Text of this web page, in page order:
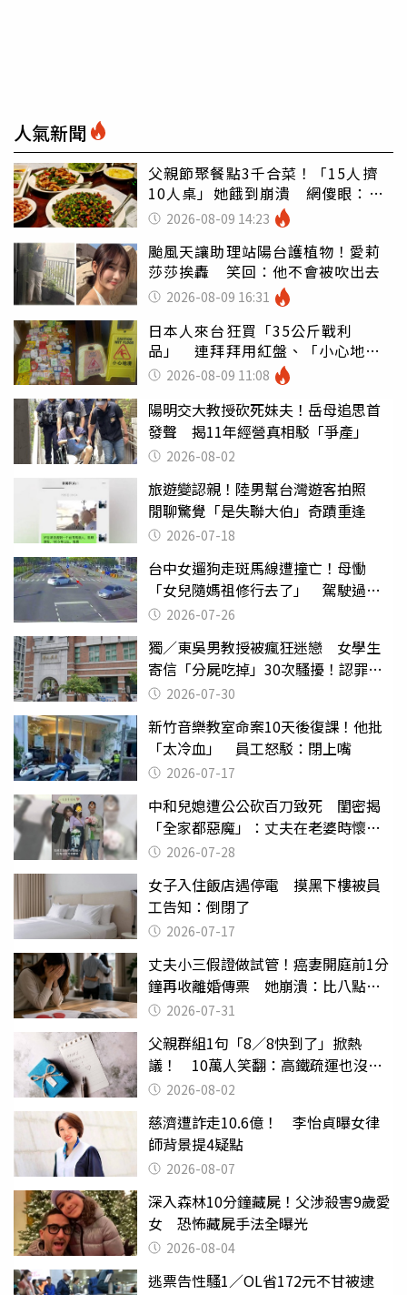
人氣新聞
父親節聚餐點3千合菜！「15人擠
10人桌」她餓到崩潰 網傻眼：讓
店家看笑話
2026-08-09 14:23
颱風天讓助理站陽台護植物！愛莉
莎莎挨轟 笑回：他不會被吹出去
2026-08-09 16:31
日本人來台狂買「35公斤戰利
品」 連拜拜用紅盤、「小心地
滑」告示牌也帶回家
2026-08-09 11:08
陽明交大教授砍死妹夫！岳母追思首
發聲 揭11年經營真相駁「爭產」
2026-08-02
旅遊變認親！陸男幫台灣遊客拍照
閒聊驚覺「是失聯大伯」奇蹟重逢
2026-07-18
台中女遛狗走斑馬線遭撞亡！母慟
「女兒隨媽祖修行去了」 駕駛過失
致死判9月
2026-07-26
獨／東吳男教授被瘋狂迷戀 女學生
寄信「分屍吃掉」30次騷擾！認罪免
關 2026-07-30
新竹音樂教室命案10天後復課！他批
「太冷血」 員工怒駁：閉上嘴
2026-07-17
中和兒媳遭公公砍百刀致死 閨密揭
「全家都惡魔」：丈夫在老婆時懷孕
摔東西
2026-07-28
女子入住飯店遇停電 摸黑下樓被員
工告知：倒閉了
2026-07-17
丈夫小三假證做試管！癌妻開庭前1分
鐘再收離婚傳票 她崩潰：比八點檔
還扯2026-07-31
父親群組1句「8／8快到了」掀熱
議！ 10萬人笑翻：高鐵疏運也沒列
父親節
2026-08-02
慈濟遭詐走10.6億！ 李怡貞曝女律
師背景提4疑點
2026-08-07
深入森林10分鐘藏屍！父涉殺害9歲愛
女 恐怖藏屍手法全曝光
2026-08-04
逃票告性騷1／OL省172元不甘被逮